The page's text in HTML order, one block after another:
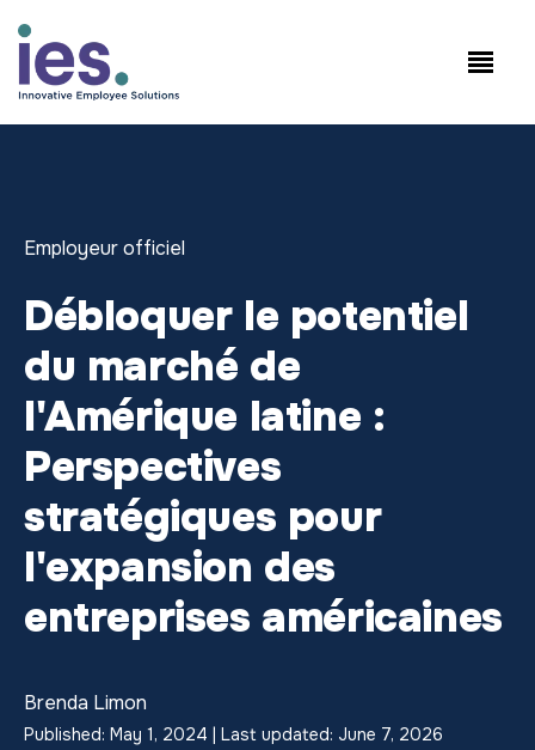
Salariés
Employeur officiel
Débloquer le potentiel
du marché de
l'Amérique latine :
Perspectives
stratégiques pour
l'expansion des
entreprises américaines
Brenda Limon
Published: May 1, 2024 | Last updated: June 7, 2026